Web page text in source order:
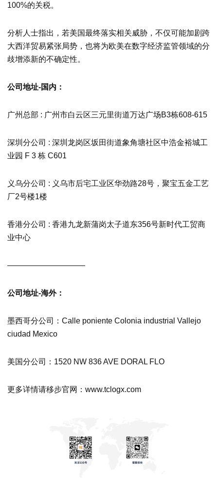
100%的关税。
分析人士指出，若美国最终落实相关威胁，不仅可能加剧跨
大西洋贸易紧张局势，也将为欧美在数字经济监管领域的分
歧增添新的不确定性。
公司地址-国内：
广州总部 : 广州市白云区三元里街道万达广场B3栋608-615
深圳分公司 : 深圳龙岗区坂田街道象角塘社区中浩金裕城工
业园 F 3 栋 C601
义乌分公司 : 义乌市后宅工业区华劲路28号，聚宝五金工艺
厂2号楼1楼
香港分公司 : 香港九龙新蒲岗太子道东356号新时代工贸商
业中心
——————————
公司地址-海外：
墨西哥分公司：Calle poniente Colonia industrial Vallejo
ciudad Mexico
美国分公司：1520 NW 836 AVE DORAL FLO
更多详情请移步官网：www.tclogx.com